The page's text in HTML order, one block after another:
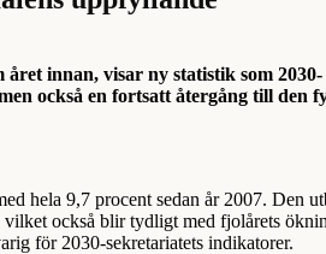
året innan, visar ny statistik som 2030-
också en fortsatt återgång till den
hela 9,7 procent sedan år 2007. Den
också blir tydligt med fjolårets
för 2030-sekretariatets indikatorer.